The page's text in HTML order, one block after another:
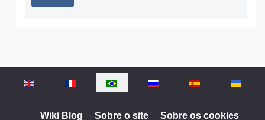
Selecione o seu idioma
Wiki Blog Sobre o site Sobre os cookies